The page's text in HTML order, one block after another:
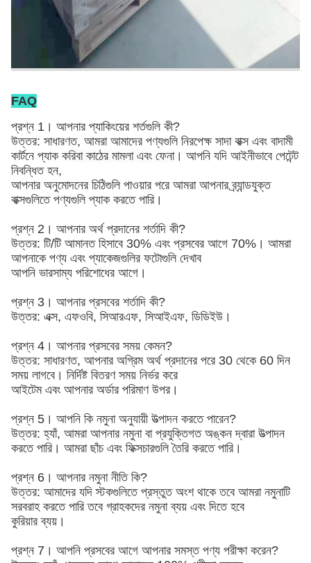
FAQ
প্রশ্ন 1। আপনার প্যাকিংয়ের শর্তগুলি কী?
উত্তর: সাধারণত, আমরা আমাদের পণ্যগুলি নিরপেক্ষ সাদা বাক্স এবং বাদামী
কার্টনে প্যাক করিবা কাঠের মামলা এবং ফেনা। আপনি যদি আইনীভাবে পেটেন্ট
নিবন্ধিত হন,
আপনার অনুমোদনের চিঠিগুলি পাওয়ার পরে আমরা আপনার ব্র্যান্ডযুক্ত
বাক্সগুলিতে পণ্যগুলি প্যাক করতে পারি।
প্রশ্ন 2। আপনার অর্থ প্রদানের শর্তাদি কী?
উত্তর: টি/টি আমানত হিসাবে 30% এবং প্রসবের আগে 70%। আমরা
আপনাকে পণ্য এবং প্যাকেজগুলির ফটোগুলি দেখাব
আপনি ভারসাম্য পরিশোধের আগে।
প্রশ্ন 3। আপনার প্রসবের শর্তাদি কী?
উত্তর: এক্স, এফওবি, সিআরএফ, সিআইএফ, ডিডিইউ।
প্রশ্ন 4। আপনার প্রসবের সময় কেমন?
উত্তর: সাধারণত, আপনার অগ্রিম অর্থ প্রদানের পরে 30 থেকে 60 দিন
সময় লাগবে। নির্দিষ্ট বিতরণ সময় নির্ভর করে
আইটেম এবং আপনার অর্ডার পরিমাণ উপর।
প্রশ্ন 5। আপনি কি নমুনা অনুযায়ী উত্পাদন করতে পারেন?
উত্তর: হ্যাঁ, আমরা আপনার নমুনা বা প্রযুক্তিগত অঙ্কন দ্বারা উত্পাদন
করতে পারি। আমরা ছাঁচ এবং ফিক্সচারগুলি তৈরি করতে পারি।
প্রশ্ন 6। আপনার নমুনা নীতি কি?
উত্তর: আমাদের যদি স্টকগুলিতে প্রস্তুত অংশ থাকে তবে আমরা নমুনাটি
সরবরাহ করতে পারি তবে গ্রাহকদের নমুনা ব্যয় এবং দিতে হবে
কুরিয়ার ব্যয়।
প্রশ্ন 7। আপনি প্রসবের আগে আপনার সমস্ত পণ্য পরীক্ষা করেন?